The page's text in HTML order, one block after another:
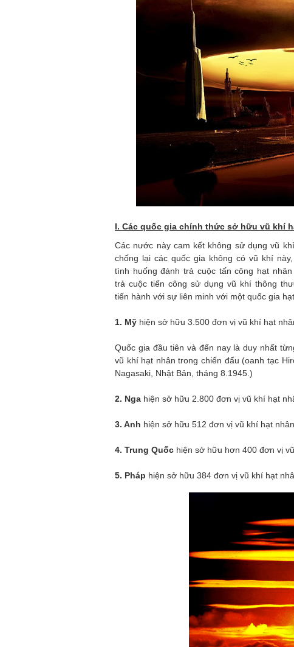
I. Các quốc gia chính thức sở hữu vũ khí
Các nước này cam kết không sử dụng vũ
chống lại các quốc gia không có vũ khí
tình huống đánh trả cuộc tấn công hạt nhân
trả cuộc tiến công sử dụng vũ khí thông
tiến hành với sự liên minh với một quốc gia hạt
1. Mỹ hiện sở hữu 3.500 đơn vị vũ khí hạt
Quốc gia đầu tiên và đến nay là duy nhất
vũ khí hạt nhân trong chiến đấu (oanh tạc
Nagasaki, Nhật Bản, tháng 8.1945.)
2. Nga hiện sở hữu 2.800 đơn vị vũ khí hạt
3. Anh hiện sở hữu 512 đơn vị vũ khí hạt nhân.
4. Trung Quốc hiện sở hữu hơn 400 đơn vị
5. Pháp hiện sở hữu 384 đơn vị vũ khí hạt